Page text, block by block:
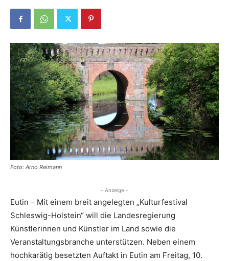
Foto: Arno Reimann
- Anzeige -
Eutin – Mit einem breit angelegten „Kulturfestival
Schleswig-Holstein“ will die Landesregierung
Künstlerinnen und Künstler im Land sowie die
Veranstaltungsbranche unterstützen. Neben einem
hochkarätig besetzten Auftakt in Eutin am Freitag, 10.